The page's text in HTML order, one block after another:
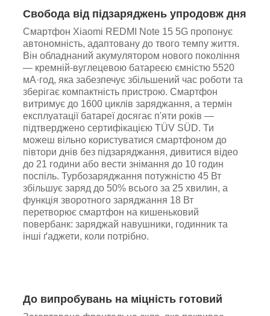
Свобода від підзаряджень упродовж дня
Смартфон Xiaomi REDMI Note 15 5G пропонує
автономність, адаптовану до твого темпу життя.
Він обладнаний акумулятором нового покоління
— кремній-вуглецевою батареєю ємністю 5520
мА·год, яка забезпечує збільшений час роботи та
зберігає компактність пристрою. Смартфон
витримує до 1600 циклів заряджання, а термін
експлуатації батареї досягає п'яти років —
підтверджено сертифікацією TÜV SÜD. Ти
можеш вільно користуватися смартфоном до
півтори днів без підзаряджання, дивитися відео
до 21 години або вести знімання до 10 годин
поспіль. Турбозаряджання потужністю 45 Вт
збільшує заряд до 50% всього за 25 хвилин, а
функція зворотного заряджання 18 Вт
перетворює смартфон на кишеньковий
повербанк: заряджай навушники, годинник та
інші ґаджети, коли потрібно.
До випробувань на міцність готовий